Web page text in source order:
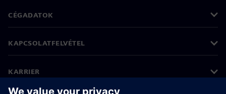
CÉGADATOK
KAPCSOLATFELVÉTEL
KARRIER